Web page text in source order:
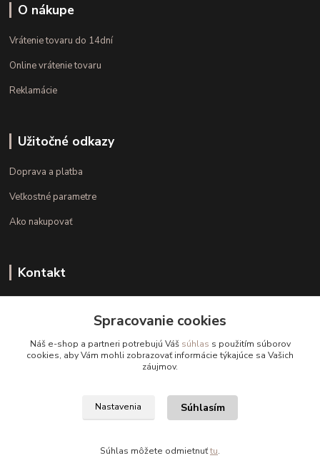
O nákupe
Vrátenie tovaru do 14dní
Online vrátenie tovaru
Reklamácie
Užitočné odkazy
Doprava a platba
Veľkostné parametre
Ako nakupovať
Kontakt
(Po.-Pi. 10.00 - 15.00)
info@kvalitnaBielizen.sk
Copyright © kvalitnabielizen.sk
Spracovanie cookies
Náš e-shop a partneri potrebujú Váš súhlas s použitím súborov
cookies, aby Vám mohli zobrazovať informácie týkajúce sa Vašich
záujmov.
Nastavenia Súhlasím
Súhlas môžete odmietnuťtu.